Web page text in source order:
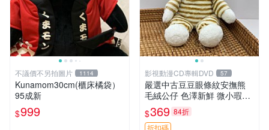
不議價不另拍圖片 1114
Kunamom30cm(櫃床橘袋）
95成新
$999
影視動漫CD專輯DVD 57
嚴選中古豆豆眼條紋安撫熊
毛絨公仔 色澤新鮮 微小瑕疵
可收藏 中古 安撫熊 條紋公仔
$369 84折
折扣碼